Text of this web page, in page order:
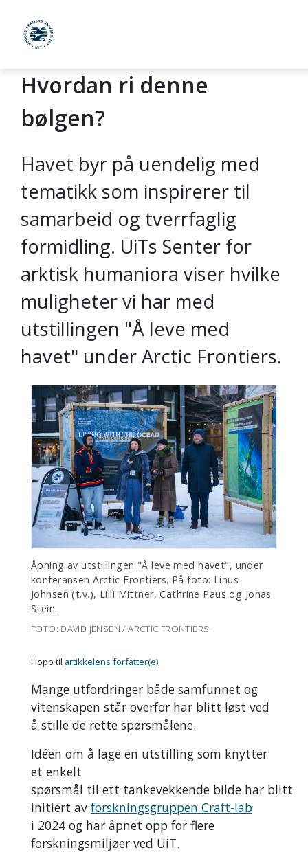
Gå til hovedinnhold
UiT Norges arktiske universitet
Hvordan ri denne
bølgen?
Havet byr på uendelig med
tematikk som inspirerer til
samarbeid og tverrfaglig
formidling. UiTs Senter for
arktisk humaniora viser hvilke
muligheter vi har med
utstillingen "Å leve med
havet" under Arctic Frontiers.
Åpning av utstillingen "Å leve med havet", under
konferansen Arctic Frontiers. På foto: Linus
Johnsen (t.v.), Lilli Mittner, Cathrine Paus og Jonas
Stein.
FOTO: DAVID JENSEN / ARCTIC FRONTIERS.
Hopp til artikkelens forfatter(e)
Mange utfordringer både samfunnet og
vitenskapen står overfor har blitt løst ved
å stille de rette spørsmålene.
Idéen om å lage en utstilling som knytter
et enkelt
spørsmål til ett tankevekkende bilde har blitt
initiert av forskningsgruppen Craft-lab
i 2024 og har åpnet opp for flere
forskningsmiljøer ved UiT.